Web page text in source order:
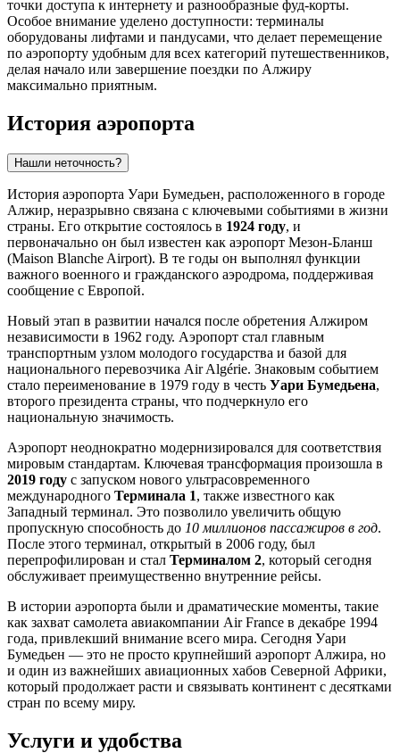
точки доступа к интернету и разнообразные фуд-корты.
Особое внимание уделено доступности: терминалы
оборудованы лифтами и пандусами, что делает перемещение
по аэропорту удобным для всех категорий путешественников,
делая начало или завершение поездки по Алжиру
максимально приятным.
История аэропорта
Нашли неточность?
История аэропорта Уари Бумедьен, расположенного в городе
Алжир, неразрывно связана с ключевыми событиями в жизни
страны. Его открытие состоялось в 1924 году, и
первоначально он был известен как аэропорт Мезон-Бланш
(Maison Blanche Airport). В те годы он выполнял функции
важного военного и гражданского аэродрома, поддерживая
сообщение с Европой.
Новый этап в развитии начался после обретения Алжиром
независимости в 1962 году. Аэропорт стал главным
транспортным узлом молодого государства и базой для
национального перевозчика Air Algérie. Знаковым событием
стало переименование в 1979 году в честь Уари Бумедьена,
второго президента страны, что подчеркнуло его
национальную значимость.
Аэропорт неоднократно модернизировался для соответствия
мировым стандартам. Ключевая трансформация произошла в
2019 году с запуском нового ультрасовременного
международного Терминала 1, также известного как
Западный терминал. Это позволило увеличить общую
пропускную способность до 10 миллионов пассажиров в год.
После этого терминал, открытый в 2006 году, был
перепрофилирован и стал Терминалом 2, который сегодня
обслуживает преимущественно внутренние рейсы.
В истории аэропорта были и драматические моменты, такие
как захват самолета авиакомпании Air France в декабре 1994
года, привлекший внимание всего мира. Сегодня Уари
Бумедьен — это не просто крупнейший аэропорт Алжира, но
и один из важнейших авиационных хабов Северной Африки,
который продолжает расти и связывать континент с десятками
стран по всему миру.
Услуги и удобства